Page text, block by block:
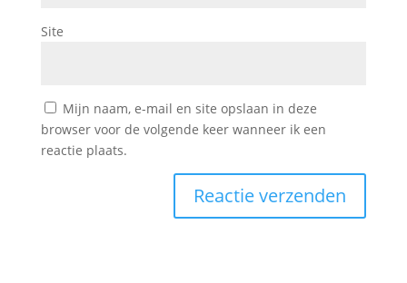
Site
Mijn naam, e-mail en site opslaan in deze
browser voor de volgende keer wanneer ik een
reactie plaats.